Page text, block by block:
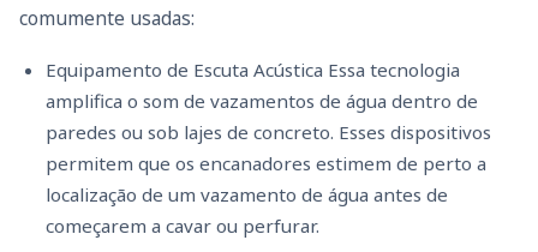
comumente usadas:
Equipamento de Escuta Acústica Essa tecnologia
amplifica o som de vazamentos de água dentro de
paredes ou sob lajes de concreto. Esses dispositivos
permitem que os encanadores estimem de perto a
localização de um vazamento de água antes de
começarem a cavar ou perfurar.